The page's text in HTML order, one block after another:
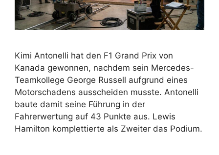
Kimi Antonelli hat den F1 Grand Prix von
Kanada gewonnen, nachdem sein Mercedes-
Teamkollege George Russell aufgrund eines
Motorschadens ausscheiden musste. Antonelli
baute damit seine Führung in der
Fahrerwertung auf 43 Punkte aus. Lewis
Hamilton komplettierte als Zweiter das Podium.